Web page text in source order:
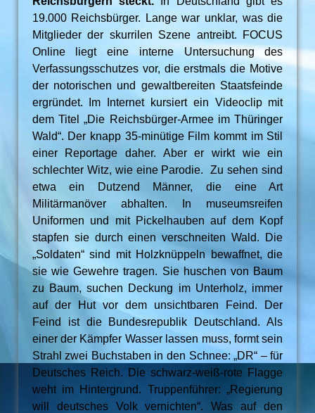
19.000 Reichsbürger. Lange war unklar, was die
Mitglieder der skurrilen Szene antreibt. FOCUS
Online liegt eine interne Untersuchung des
Verfassungsschutzes vor, die erstmals die Motive
der notorischen und gewaltbereiten Staatsfeinde
ergründet. Im Internet kursiert ein Videoclip mit
dem Titel „Die Reichsbürger-Armee im Thüringer
Wald“. Der knapp 35-minütige Film kommt im Stil
einer Reportage daher. Aber er wirkt wie ein
schlechter Witz, wie eine Parodie. Zu sehen sind
etwa ein Dutzend Männer, die eine Art
Militärmanöver abhalten. In museumsreifen
Uniformen und mit Pickelhauben auf dem Kopf
stapfen sie durch einen verschneiten Wald. Die
„Soldaten“ sind mit Holzknüppeln bewaffnet, die
sie wie Gewehre tragen. Sie huschen von Baum
zu Baum, suchen Deckung im Unterholz, immer
auf der Hut vor dem unsichtbaren Feind. Der
Feind ist die Bundesrepublik Deutschland. Als
einer der Kämpfer Wasser lassen muss, formt sein
Strahl zwei Buchstaben in den Schnee: „DR“ – für
Deutsches Reich. Die schwarz-weiß-rote Flagge
weht im Hintergrund. Truppenführer: „Regierung
will deutsches Volk vernichten“. Was auf den